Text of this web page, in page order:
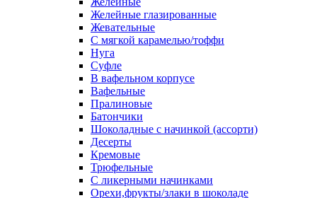
Желейные глазированные
Жевательные
С мягкой карамелью/тоффи
Нуга
Суфле
В вафельном корпусе
Вафельные
Пралиновые
Батончики
Шоколадные с начинкой (ассорти)
Десерты
Кремовые
Трюфельные
С ликерными начинками
Орехи,фрукты/злаки в шоколаде